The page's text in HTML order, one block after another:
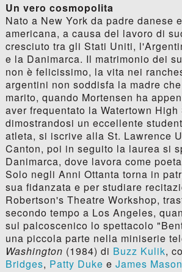
Un vero cosmopolita
Nato a New York da padre danese
americana, a causa del lavoro di
cresciuto tra gli Stati Uniti,
e la Danimarca. Il matrimonio dei
non è felicissimo, la vita nei
argentini non soddisfa la madre
marito, quando Mortensen ha
aver frequentato la Watertown High
dimostrandosi un eccellente
atleta, si iscrive alla St. Lawrence
Canton, poi in seguito la laurea si
Danimarca, dove lavora come
Solo negli Anni Ottanta torna in
sua fidanzata e per studiare
Robertson's Theatre Workshop,
secondo tempo a Los Angeles,
sul palcoscenico lo spettacolo
una piccola parte nella miniserie
Washington (1984) di Buzz Kulik,
Bridges, Patty Duke e James Mason